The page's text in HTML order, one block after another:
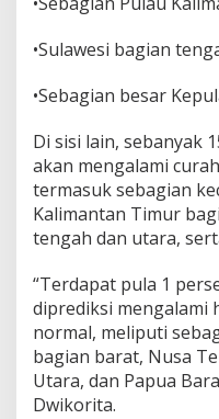
•Sulawesi bagian
•Sebagian besar
Di sisi lain, sebanyak
akan mengalami
termasuk sebagian
Kalimantan Timur
tengah dan utara,
“Terdapat pula 1
diprediksi mengalami
normal, meliputi
bagian barat, Nusa
Utara, dan Papua
Dwikorita.